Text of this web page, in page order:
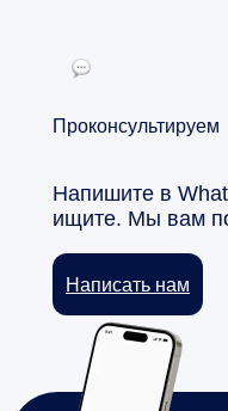
Проконсультируем
Напишите в
ищите. Мы вам
Написать нам